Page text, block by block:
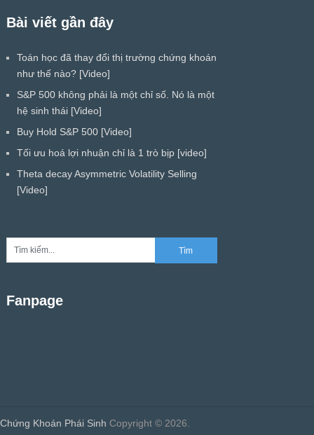
Bài viết gần đây
Toán học đã thay đổi thị trường chứng khoán
như thế nào? [Video]
S&P 500 không phải là một chỉ số. Nó là một
hệ sinh thái [Video]
Buy Hold S&P 500 [Video]
Tối ưu hoá lợi nhuận chỉ là 1 trò bịp [video]
Theta decay Asymmetric Volatility Selling
[Video]
Fanpage
Chứng Khoán Phái Sinh Copyright © 2026.